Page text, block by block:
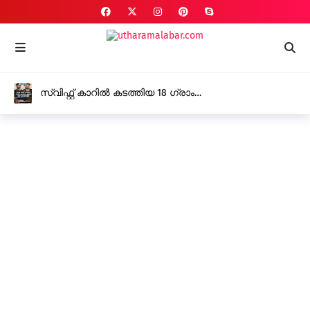
സ്വിഫ്റ്റ് കാറിൽ കടത്തിയ 18 ഗ്രാം